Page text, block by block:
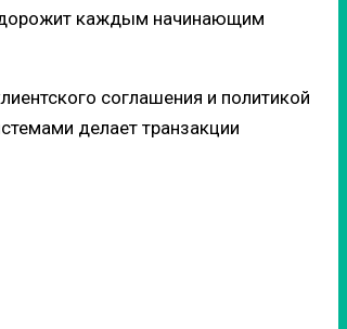
дорожит каждым начинающим
соглашения и политикой
делает транзакции